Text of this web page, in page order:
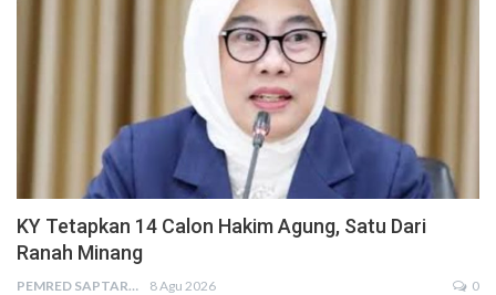
KY Tetapkan 14 Calon Hakim Agung, Satu Dari
Ranah Minang
PEMRED SAPTARIUS 8 Agu 2026 0